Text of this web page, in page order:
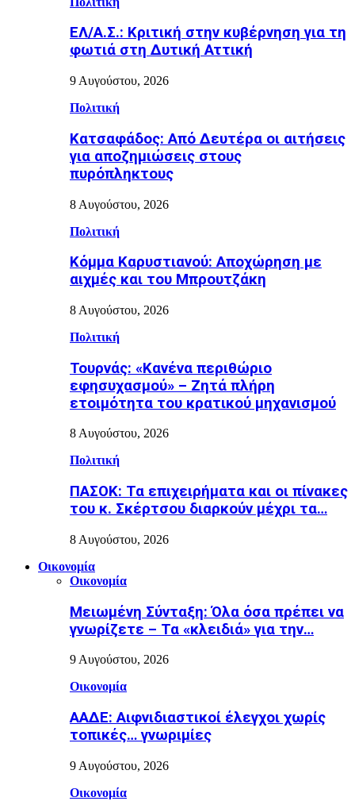
ΕΛ/Α.Σ.: Κριτική στην κυβέρνηση για τη
φωτιά στη Δυτική Αττική
9 Αυγούστου, 2026
Πολιτική
Κατσαφάδος: Από Δευτέρα οι αιτήσεις
για αποζημιώσεις στους
πυρόπληκτους
8 Αυγούστου, 2026
Πολιτική
Κόμμα Καρυστιανού: Αποχώρηση με
αιχμές και του Μπρουτζάκη
8 Αυγούστου, 2026
Πολιτική
Τουρνάς: «Κανένα περιθώριο
εφησυχασμού» – Ζητά πλήρη
ετοιμότητα του κρατικού μηχανισμού
8 Αυγούστου, 2026
Πολιτική
ΠΑΣΟΚ: Τα επιχειρήματα και οι πίνακες
του κ. Σκέρτσου διαρκούν μέχρι τα…
8 Αυγούστου, 2026
Οικονομία
Οικονομία
Μειωμένη Σύνταξη: Όλα όσα πρέπει να
γνωρίζετε – Τα «κλειδιά» για την…
9 Αυγούστου, 2026
Οικονομία
ΑΑΔΕ: Αιφνιδιαστικοί έλεγχοι χωρίς
τοπικές… γνωριμίες
9 Αυγούστου, 2026
Οικονομία